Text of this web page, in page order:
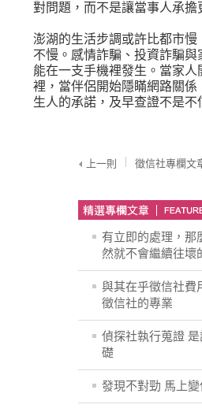
對問題，而不是讓當事人承擔
澎湖的生活步調或許比都市慢
不慢。感情詐騙、投資詐騙
能在一支手機裡發生。當家人
裡，當伴侶開始隱瞞網路關係
生人的承諾，及早查證不是不
上一則 徵信社專欄文
有立即的處理，那
然就不會繼續往壞
與其在乎徵信社費
徵信社的專業
偵探社執行蒐證
礎
發現不對勁 馬上